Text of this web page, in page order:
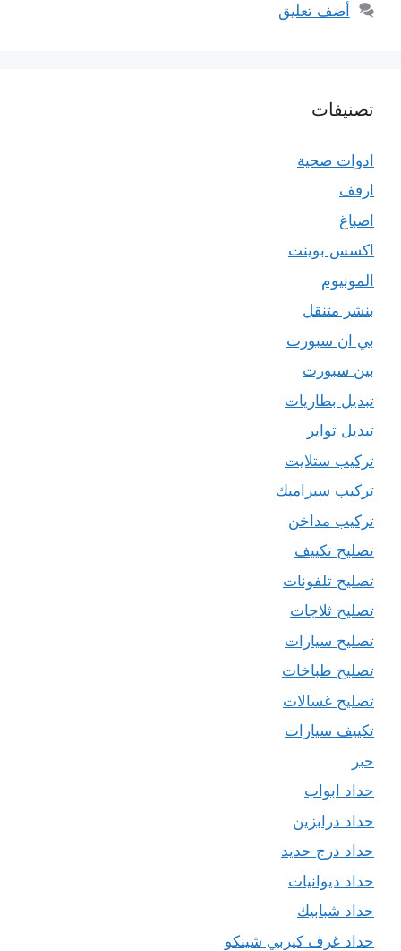
أضف تعليق
تصنيفات
ادوات صحية
ارفف
اصباغ
اكسس بوينت
المونيوم
بنشر متنقل
بي ان سبورت
بين سبورت
تبديل بطاريات
تبديل تواير
تركيب ستلايت
تركيب سيراميك
تركيب مداخن
تصليح تكييف
تصليح تلفونات
تصليح ثلاجات
تصليح سيارات
تصليح طباخات
تصليح غسالات
تكييف سيارات
حبر
حداد ابواب
حداد درابزين
حداد درج حديد
حداد ديوانيات
حداد شبابيك
حداد غرف كيربي شينكو